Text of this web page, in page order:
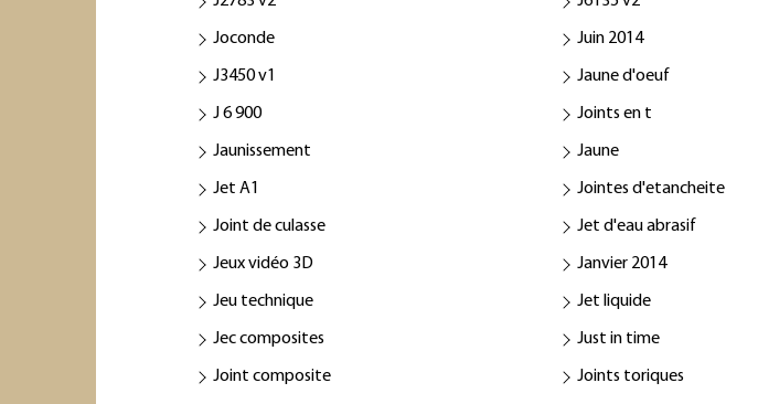
Joconde Juin 2014
J3450 v1 Jaune d'oeuf
J 6 900 Joints en t
Jaunissement Jaune
Jet A1 Jointes d'etancheite
Joint de culasse Jet d'eau abrasif
Jeux vidéo 3D Janvier 2014
Jeu technique Jet liquide
Jec composites Just in time
Joint composite Joints toriques